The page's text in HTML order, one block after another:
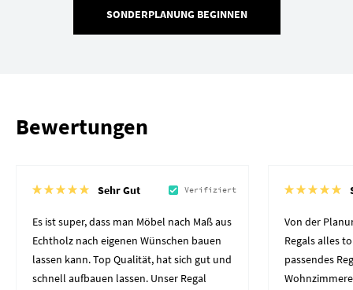
SONDERPLANUNG BEGINNEN
Bewertungen
Sehr Gut Verifiziert
Es ist super, dass man Möbel nach Maß aus
Echtholz nach eigenen Wünschen bauen
lassen kann. Top Qualität, hat sich gut und
schnell aufbauen lassen. Unser Regal
Von der
Regals alles
passendes